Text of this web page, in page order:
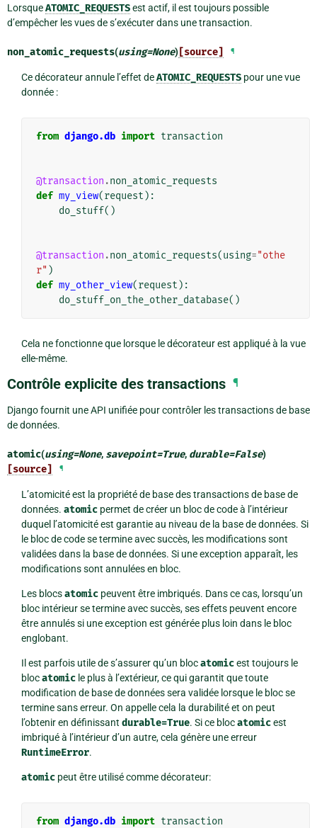
LorsqueATOMIC_REQUESTSest actif, il est toujours possible
d’empêcher les vues de s’exécuter dans une transaction.
non_atomic_requests(using=None) [source] ¶
Ce décorateur annule l’effet deATOMIC_REQUESTSpour une vue
donnée :
from django.db import transaction
@transaction .non_atomic_requests
def my_view(request ):
do_stuff()
@transaction .non_atomic_requests(using="othe
r" )
def my_other_view(request ):
do_stuff_on_the_other_database()
Cela ne fonctionne que lorsque le décorateur est appliqué à la vue
elle-même.
Contrôle explicite des transactions ¶
Django fournit une API unifiée pour contrôler les transactions de base
de données.
atomic(using=None, savepoint=True, durable=False)
[source] ¶
L’atomicité est la propriété de base des transactions de base de
données. atomicpermet de créer un bloc de code à l’intérieur
duquel l’atomicité est garantie au niveau de la base de données. Si
le bloc de code se termine avec succès, les modifications sont
validées dans la base de données. Si une exception apparaît, les
modifications sont annulées en bloc.
Les blocsatomicpeuvent être imbriqués. Dans ce cas, lorsqu’un
bloc intérieur se termine avec succès, ses effets peuvent encore
être annulés si une exception est générée plus loin dans le bloc
englobant.
Il est parfois utile de s’assurer qu’un blocatomicest toujours le
blocatomicle plus à l’extérieur, ce qui garantit que toute
modification de base de données sera validée lorsque le bloc se
termine sans erreur. On appelle cela la durabilité et on peut
l’obtenir en définissant durable=True. Si ce blocatomicest
imbriqué à l’intérieur d’un autre, cela génère une erreur
RuntimeError.
atomicpeut être utilisé commedécorateur:
from django.db import transaction